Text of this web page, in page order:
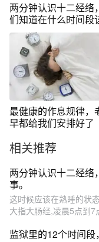
两分钟认识十二经络
们知道在什么时间段
么事。
最健康的作息规律，
早都给我们安排好了
相关推荐
两分钟认识十二经络
事。
这时候应该在熟睡的状
大指大肠经,凌晨5点到
监狱里的12个时间